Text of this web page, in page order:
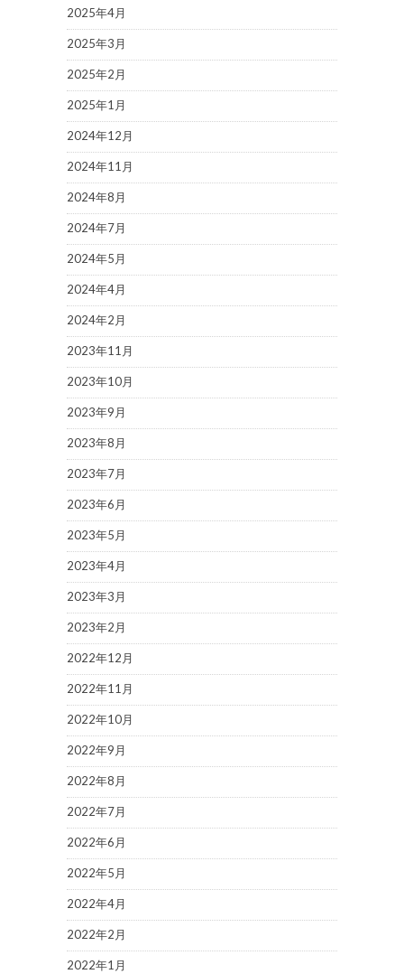
2025年4月
2025年3月
2025年2月
2025年1月
2024年12月
2024年11月
2024年8月
2024年7月
2024年5月
2024年4月
2024年2月
2023年11月
2023年10月
2023年9月
2023年8月
2023年7月
2023年6月
2023年5月
2023年4月
2023年3月
2023年2月
2022年12月
2022年11月
2022年10月
2022年9月
2022年8月
2022年7月
2022年6月
2022年5月
2022年4月
2022年2月
2022年1月